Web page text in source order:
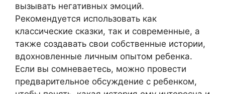
вызывать негативных эмоций.
Рекомендуется использовать как
классические сказки, так и современные, а
также создавать свои собственные истории,
вдохновленные личным опытом ребенка.
Если вы сомневаетесь, можно провести
предварительное обсуждение с ребенком,